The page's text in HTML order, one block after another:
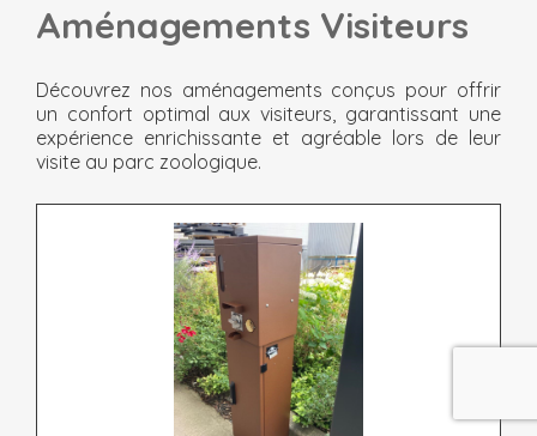
Aménagements Visiteurs
Découvrez nos aménagements conçus pour offrir
un confort optimal aux visiteurs, garantissant une
expérience enrichissante et agréable lors de leur
visite au parc zoologique.